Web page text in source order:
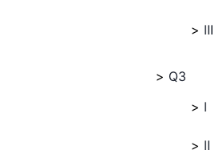
III
Q3
I
II